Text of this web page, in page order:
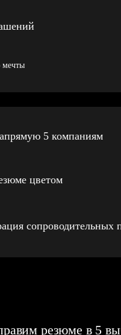
мечты
5 компаниям
цветом
сопроводительных
резюме в 5